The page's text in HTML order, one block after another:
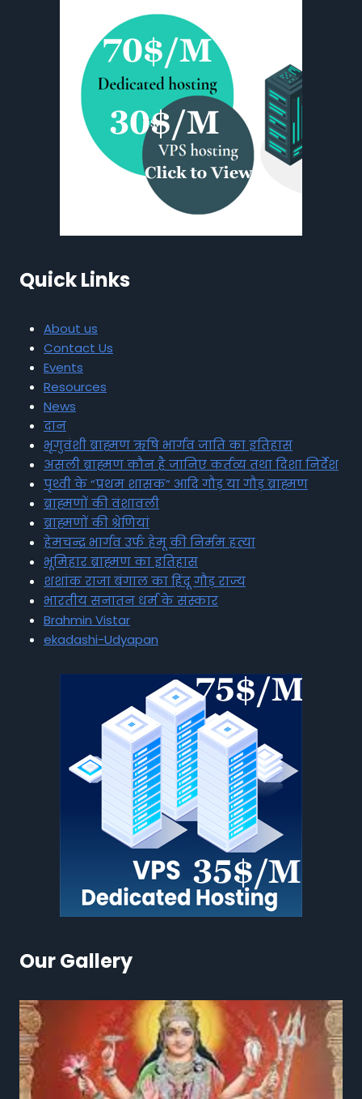
Quick Links
About us
Contact Us
Events
Resources
News
दान
भृगुवंशी ब्राह्मण ऋषि भार्गव जाति का इतिहास
असली ब्राह्मण कौन है जानिए कर्तव्य तथा दिशा निर्देश
पृथ्वी के “प्रथम शासक” आदि गौड़ या गौड़ ब्राह्मण
ब्राह्मणों की वंशावली
ब्राह्मणों की श्रेणियां
हेमचन्द्र भार्गव उर्फ हेमू की निर्मम हत्या
भूमिहार ब्राह्मण का इतिहास
शशांक राजा बंगाल का हिंदू गौड़ राज्य
भारतीय सनातन धर्म के संस्कार
Brahmin Vistar
ekadashi-Udyapan
Our Gallery